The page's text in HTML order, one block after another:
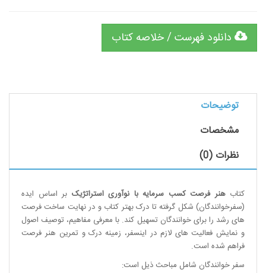
دانلود فهرست / خلاصه کتاب
توضیحات
مشخصات
نظرات (0)
کتاب هنر فرصت کسب سرمایه با نوآوری استراتژیک بر اساس ایده
(سفرخوانندگان) شکل گرفته تا درک بهتر کتاب و در نهایت ساخت فرصت
های رشد را برای خوانندگان تسهیل کند. با معرفی مفاهیم، توصیف اصول
و نمایش فعالیت های لازم در اینسفر، زمینه درک و تمرین هنر فرصت
فراهم شده است.
سفر خوانندگان شامل مباحث ذیل است: